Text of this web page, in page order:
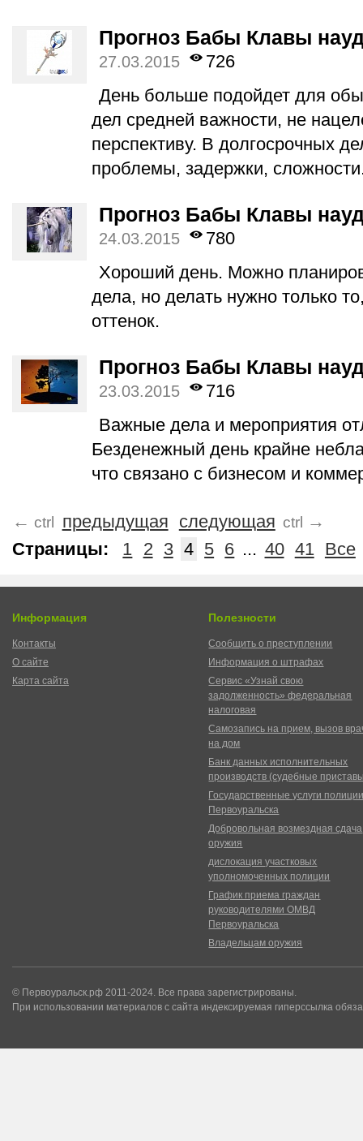
Прогноз Бабы Клавы
27.03.2015
726
День больше подойдет для
дел средней важности, не
перспективу. В долгосрочных
проблемы, задержки,
Прогноз Бабы Клавы
24.03.2015
780
Хороший день. Можно
дела, но делать нужно только
оттенок.
Прогноз Бабы Клавы
23.03.2015
716
Важные дела и мероприятия
Безденежный день крайне
что связано с бизнесом и
← ctrl предыдущая следующая ctrl
→
Страницы:
1 2 3 4 5 6 ... 40 41 Все
Информация
Контакты
О сайте
Карта сайта
Полезности
Сообщить о преступлении
Информация о штрафах
Сервис «Узнай свою
задолженность» федеральная
налоговая
Самозапись на прием, вызов
на дом
Банк данных исполнительных
производств (судебные
Государственные услуги
Первоуральска
Добровольная возмездная сдача
оружия
дислокация участковых
уполномоченных полиции
График приема граждан
руководителями ОМВД
Первоуральска
Владельцам оружия
© Первоуральск.рф 2011-2024. Все права зарегистрированы.
При использовании материалов с сайта индексируемая гиперссылка